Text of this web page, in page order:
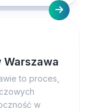
to proces,
w